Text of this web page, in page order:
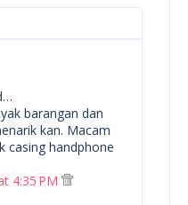
barangan dan
kan. Macam
casing handphone
4:35 PM